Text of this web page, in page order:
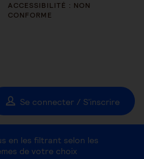
en les filtrant selon les
de votre choix
Être accompagné au quotidien
ACCESSIBILITÉ : NON
CONFORME
Se connecter / S'inscrire